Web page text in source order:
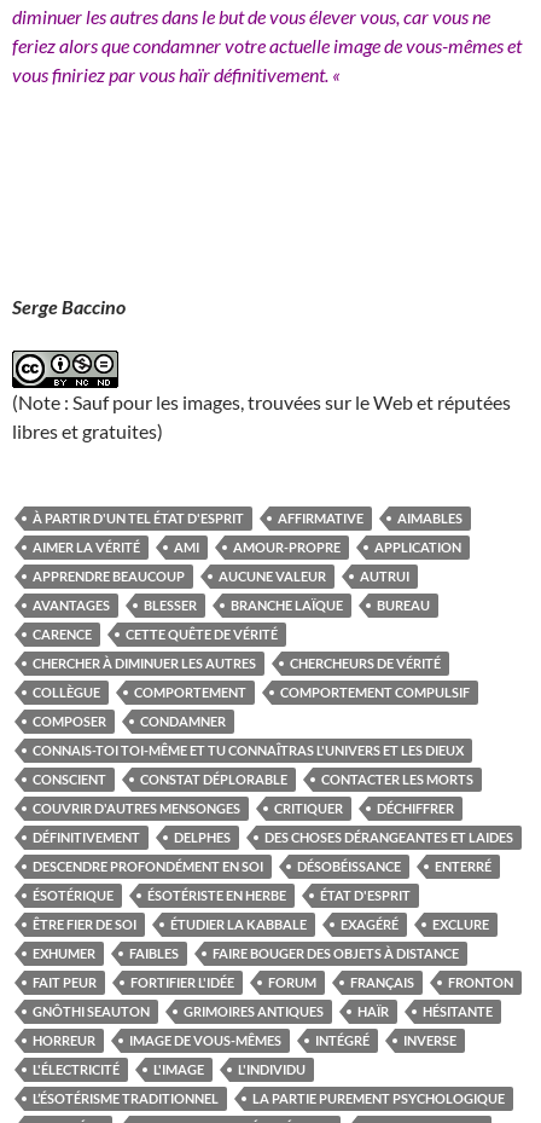
diminuer les autres dans le but de vous élever vous, car vous ne
feriez alors que condamner votre actuelle image de vous-mêmes et
vous finiriez par vous haïr définitivement. «
Serge Baccino
(Note : Sauf pour les images, trouvées sur le Web et réputées
libres et gratuites)
À PARTIR D'UN TEL ÉTAT D'ESPRIT AFFIRMATIVE
AIMABLES
AIMER LA VÉRITÉ
AMI AMOUR-PROPRE
APPLICATION
APPRENDRE BEAUCOUP
AUCUNE VALEUR
AUTRUI
AVANTAGES
BLESSER BRANCHE LAÏQUE
BUREAU
CARENCE
CETTE QUÊTE DE VÉRITÉ
CHERCHER À DIMINUER LES AUTRES
CHERCHEURS DE VÉRITÉ
COLLÈGUE
COMPORTEMENT
COMPORTEMENT COMPULSIF
COMPOSER
CONDAMNER
CONNAIS-TOI TOI-MÊME ET TU CONNAÎTRAS L'UNIVERS ET LES DIEUX
CONSCIENT
CONSTAT DÉPLORABLE
CONTACTER LES MORTS
COUVRIR D'AUTRES MENSONGES
CRITIQUER
DÉCHIFFRER
DÉFINITIVEMENT
DELPHES
DES CHOSES DÉRANGEANTES ET LAIDES
DESCENDRE PROFONDÉMENT EN SOI
DÉSOBÉISSANCE
ENTERRÉ
ÉSOTÉRIQUE
ÉSOTÉRISTE EN HERBE
ÉTAT D'ESPRIT
ÊTRE FIER DE SOI
ÉTUDIER LA KABBALE EXAGÉRÉ
EXCLURE
EXHUMER
FAIBLES
FAIRE BOUGER DES OBJETS À DISTANCE
FAIT PEUR
FORTIFIER L'IDÉE FORUM FRANÇAIS
FRONTON
GNÔTHI SEAUTON
GRIMOIRES ANTIQUES HAÏR
HÉSITANTE
HORREUR
IMAGE DE VOUS-MÊMES INTÉGRÉ
INVERSE
L'ÉLECTRICITÉ
L'IMAGE
L'INDIVIDU
L’ÉSOTÉRISME TRADITIONNEL
LA PARTIE PUREMENT PSYCHOLOGIQUE